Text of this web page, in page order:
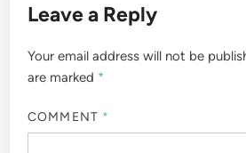
Leave a Reply
Your email address will not be
are marked *
COMMENT *